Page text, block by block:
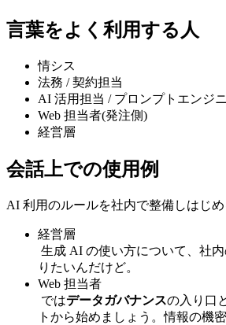
言葉をよく利用する人
情シス
法務 / 契約担当
AI 活用担当 / プロンプトエンジ
Web 担当者(発注側)
経営層
会話上での使用例
AI 利用のルールを社内で整備しはじ
経営層
生成 AI の使い方について、社
りたいんだけど。
Web 担当者
ではデータガバナンスの入り口
トから始めましょう。情報の機